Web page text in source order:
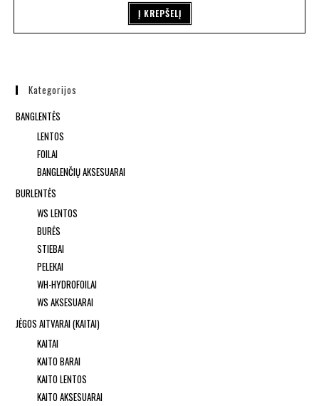
Į KREPŠELĮ
Kategorijos
BANGLENTĖS
LENTOS
FOILAI
BANGLENČIŲ AKSESUARAI
BURLENTĖS
WS LENTOS
BURĖS
STIEBAI
PELEKAI
WH-HYDROFOILAI
WS AKSESUARAI
JĖGOS AITVARAI (KAITAI)
KAITAI
KAITO BARAI
KAITO LENTOS
KAITO AKSESUARAI